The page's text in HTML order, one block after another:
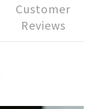
Customer
Reviews